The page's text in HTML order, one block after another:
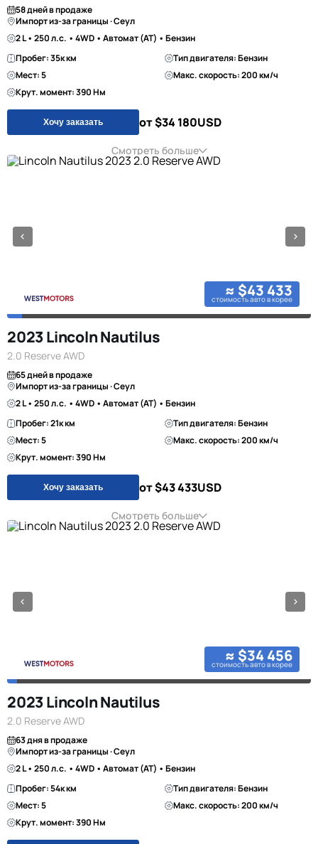
58 дней в продаже
Импорт из-за границы · Сеул
2 L • 250 л.с. • 4WD • Автомат (AT) • Бензин
Пробег: 35к км
Тип двигателя: Бензин
Мест: 5
Макс. скорость: 200 км/ч
Крут. момент: 390 Нм
Хочу заказать от $34 180USD
Смотреть больше
≈ $43 433
стоимость авто в корее
2023 Lincoln Nautilus
2.0 Reserve AWD
65 дней в продаже
Импорт из-за границы · Сеул
2 L • 250 л.с. • 4WD • Автомат (AT) • Бензин
Пробег: 21к км
Тип двигателя: Бензин
Мест: 5
Макс. скорость: 200 км/ч
Крут. момент: 390 Нм
Хочу заказать от $43 433USD
Смотреть больше
≈ $34 456
стоимость авто в корее
2023 Lincoln Nautilus
2.0 Reserve AWD
63 дня в продаже
Импорт из-за границы · Сеул
2 L • 250 л.с. • 4WD • Автомат (AT) • Бензин
Пробег: 54к км
Тип двигателя: Бензин
Мест: 5
Макс. скорость: 200 км/ч
Крут. момент: 390 Нм